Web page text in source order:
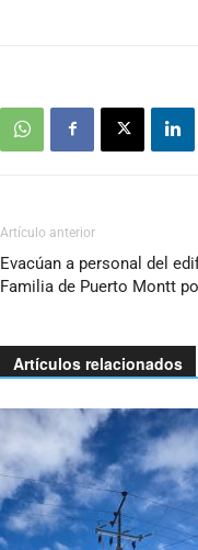
Artículo anterior
Evacúan a personal del
Familia de Puerto Montt
Artículos relacionados